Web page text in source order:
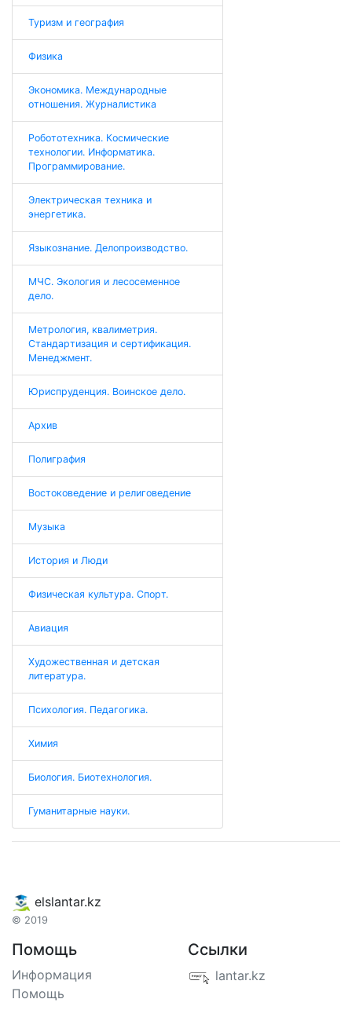
Туризм и география
Физика
Экономика. Международные
отношения. Журналистика
Робототехника. Космические
технологии. Информатика.
Программирование.
Электрическая техника и
энергетика.
Языкознание. Делопроизводство.
МЧС. Экология и лесосеменное
дело.
Метрология, квалиметрия.
Стандартизация и сертификация.
Менеджмент.
Юриспруденция. Воинское дело.
Архив
Полиграфия
Востоковедение и религоведение
Музыка
История и Люди
Физическая культура. Спорт.
Авиация
Художественная и детская
литература.
Психология. Педагогика.
Химия
Биология. Биотехнология.
Гуманитарные науки.
elslantar.kz
© 2019
Помощь
Информация
Помощь
Ссылки
lantar.kz